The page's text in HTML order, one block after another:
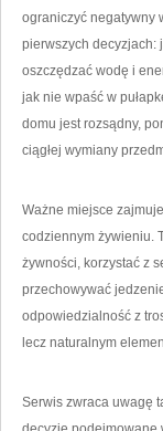
ograniczyć negatywny
pierwszych decyzjach:
oszczędzać wodę i
jak nie wpaść w
domu jest rozsądny,
ciągłej wymiany
Ważne miejsce
codziennym żywieniu.
żywności, korzystać z
przechowywać
odpowiedzialność z
lecz naturalnym
Serwis zwraca uwagę